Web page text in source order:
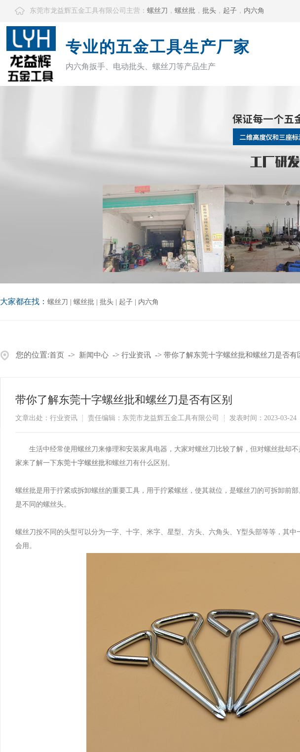
东莞市龙益辉五金工具有限公司主营： 螺丝刀 ， 螺丝批 ， 批头 ， 起子 ， 内六角
专业的五金工具生产厂家
内六角扳手、电动批头、螺丝刀等产品生产
大家都在找： 螺丝刀 螺丝批 批头 起子 内六角
您的位置:首页 -> 新闻中心 -> 行业资讯 -> 带你了解东莞十字螺丝批和螺丝刀是否有
带你了解东莞十字螺丝批和螺丝刀是否有区别
文章出处：行业资讯 责任编辑：东莞市龙益辉五金工具有限公司 发表时间：2023-03-24
生活中经常使用螺丝刀来修理和安装家具电器，大家对螺丝刀比较了解，但对螺丝批却不
家来了解一下东莞十字螺丝批和螺丝刀有什么区别。
螺丝批是用于拧紧或拆卸螺丝的重要工具，用于拧紧螺丝，使其就位，是螺丝刀的可拆卸前
是不同的螺丝头。
螺丝刀按不同的头型可以分为一字、十字、米字、星型、方头、六角头、Y型头部等等，其
会用。